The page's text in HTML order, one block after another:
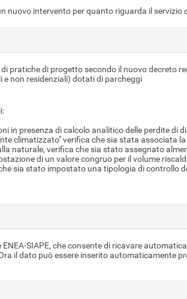
nuovo intervento per quanto riguarda il servizio
pratiche di progetto secondo il nuovo decreto
e non residenziali) dotati di parcheggi
in presenza di calcolo analitico delle perdite di
climatizzato" verifica che sia stata associata
naturale, verifica che sia stato assegnato
di un valore congruo per il volume
sia stato impostato una tipologia di controllo
SIAPE, che consente di ricavare
il dato può essere inserito automaticamente